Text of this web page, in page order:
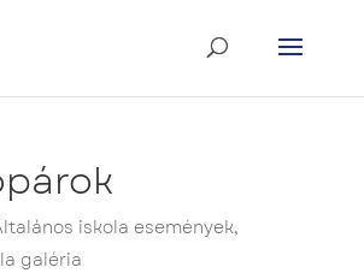
iskola események,
galéria